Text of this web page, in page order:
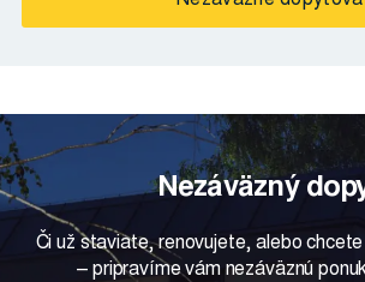
Nezáväzný
Či už staviate, renovujete, alebo
– pripravíme vám nezáväznú